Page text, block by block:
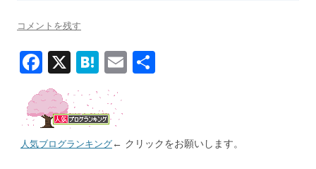
コメントを残す
F
ac
e
b
o
X H
at
e
n
a
E
人気ブログランキング← クリックをお願いします。